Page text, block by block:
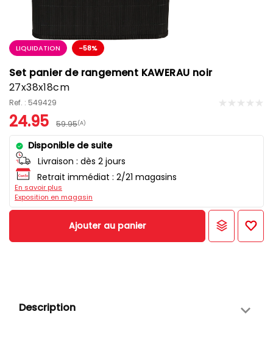
LIQUIDATION -58%
Set panier de rangement KAWERAU noir
27x38x18cm
Ref. : 549429
24.95 59.95(A)
Disponible de suite
Livraison : dès 2 jours
Retrait immédiat : 2/21 magasins
En savoir plus
Exposition en magasin
Ajouter au panier
Description